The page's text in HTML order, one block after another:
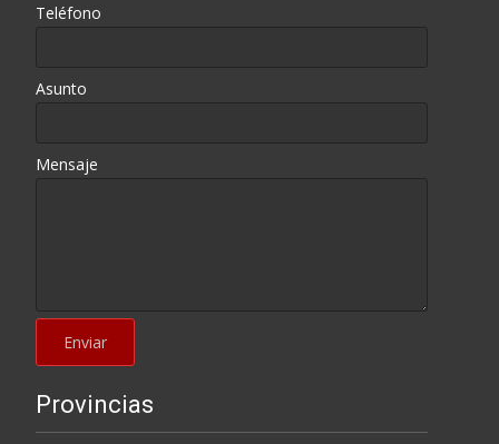
Teléfono
Asunto
Mensaje
Provincias